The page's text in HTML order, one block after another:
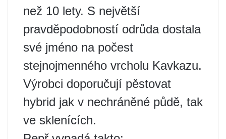
než 10 lety. S největší
pravděpodobností odrůda dostala
své jméno na počest
stejnojmenného vrcholu Kavkazu.
Výrobci doporučují pěstovat
hybrid jak v nechráněné půdě, tak
ve sklenících.